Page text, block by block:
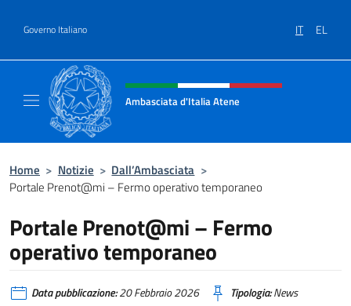
Governo Italiano IT EL
Intestazione sito, social e menù
Ambasciata d'Italia Atene
Home > Notizie > Dall’Ambasciata >
Portale Prenot@mi – Fermo operativo temporaneo
Portale Prenot@mi – Fermo
operativo temporaneo
Data pubblicazione:20 Febbraio 2026 Tipologia:News